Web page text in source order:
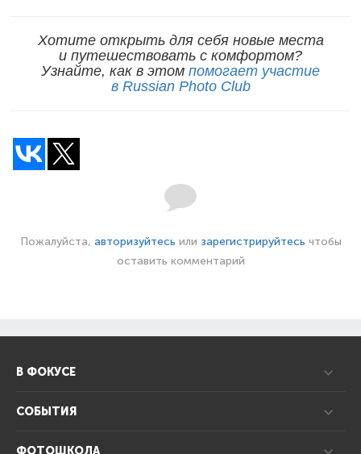
Хотите открыть для себя новые места
и путешествовать с комфортом?
Узнайте, как в этом помогает участие
в Russian Photo Club
Пожалуйста, авторизуйтесь или зарегистрируйтесь чтобы
оставить комментарий
В ФОКУСЕ
СОБЫТИЯ
ФОТОШКОЛА